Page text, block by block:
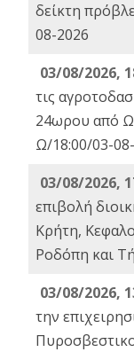
δείκτη
08-2026
03/08/2026,
τις
24ωρου από
Ω/18:00/03-
03/08/2026,
επιβολή
Κρήτη,
Ροδόπη και
03/08/2026,
την